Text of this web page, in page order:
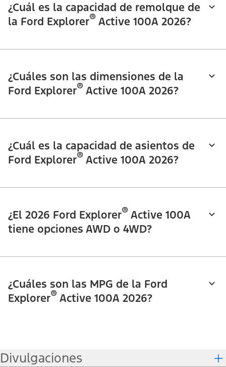
¿Cuál es la capacidad de remolque de
la Ford Explorer® Active 100A 2026?
¿Cuáles son las dimensiones de la
Ford Explorer® Active 100A 2026?
¿Cuál es la capacidad de asientos de
Ford Explorer® Active 100A 2026?
¿El 2026 Ford Explorer® Active 100A
tiene opciones AWD o 4WD?
¿Cuáles son las MPG de la Ford
Explorer® Active 100A 2026?
Divulgaciones